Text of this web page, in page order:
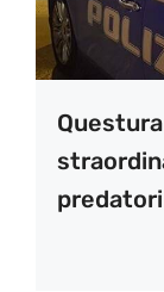
predatori